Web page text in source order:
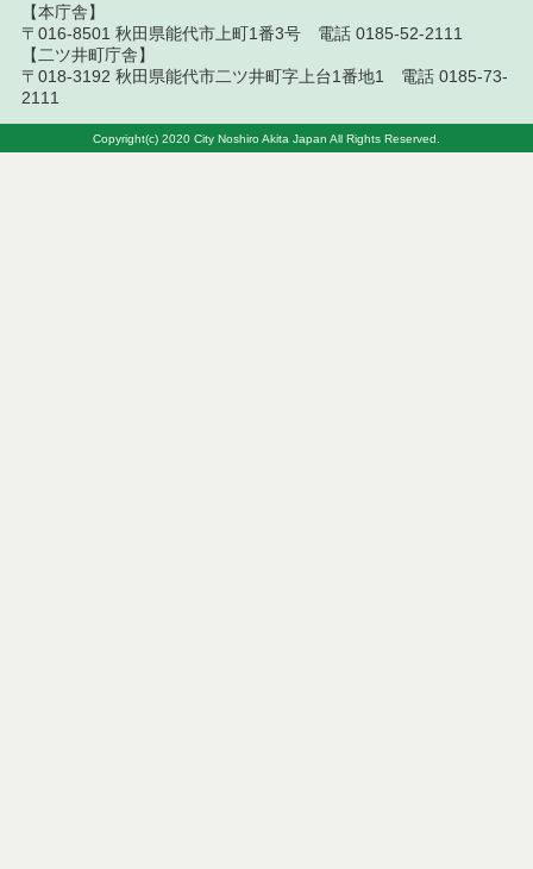
令和７年２月２５日執行 物品（応募型入札等）結
果
【本庁舎】
〒016-8501 秋田県能代市上町1番3号 電話 0185-52-2111
【二ツ井町庁舎】
〒018-3192 秋田県能代市二ツ井町字上台1番地1 電話 0185-73-
2111
Copyright(c) 2020 City Noshiro Akita Japan All Rights Reserved.